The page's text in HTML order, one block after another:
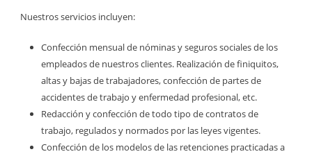
Nuestros servicios incluyen:
Confección mensual de nóminasy seguros sociales de los
empleados de nuestros clientes. Realización de finiquitos,
altas y bajas de trabajadores, confección de partes de
accidentes de trabajo y enfermedad profesional, etc.
Redacción y confección de todo tipo decontratos de
trabajo, regulados y normados por las leyes vigentes.
Confección de los modelos de las retenciones practicadas a